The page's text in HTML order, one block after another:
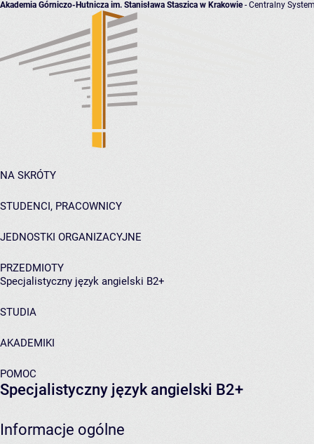
Akademia Górniczo-Hutnicza im. Stanisława Staszica w Krakowie- Centralny
NA SKRÓTY
STUDENCI, PRACOWNICY
JEDNOSTKI ORGANIZACYJNE
PRZEDMIOTY
Specjalistyczny język angielski B2+
STUDIA
AKADEMIKI
POMOC
Specjalistyczny język angielski B2+
Informacje ogólne